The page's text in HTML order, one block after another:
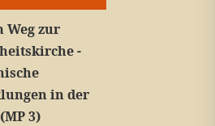
Weg zur
-
in der
3)